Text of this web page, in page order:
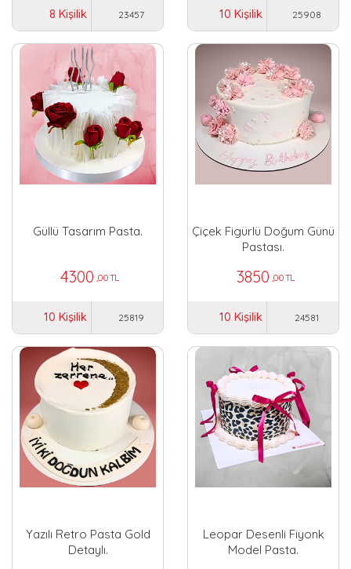
8 Kişilik 23457 10 Kişilik 25908
Güllü Tasarım Pasta.
4300 ,00 TL
10 Kişilik 25819
Çiçek Figürlü Doğum Günü
Pastası.
3850 ,00 TL
10 Kişilik 24581
Yazılı Retro Pasta Gold
Detaylı.
Leopar Desenli Fiyonk
Model Pasta.